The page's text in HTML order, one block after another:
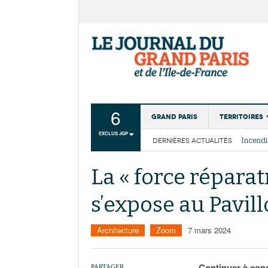
6
EXCLUS JGP
Grand Paris Territoires
Institutions
Services
DERNIÈRES ACTUALITÉS
La
La « force
s’expose au
Architecture Zoom 7 mars 2024